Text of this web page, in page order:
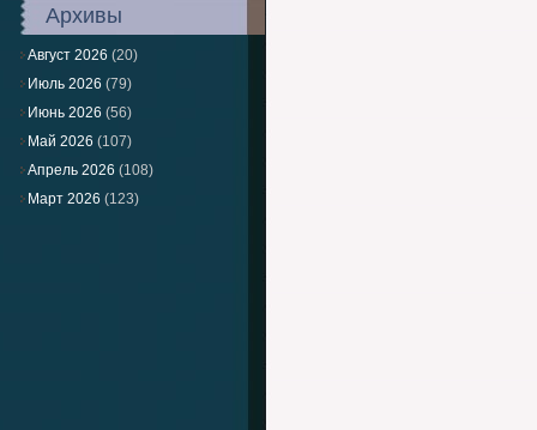
Архивы
Август 2026 (20)
Июль 2026 (79)
Июнь 2026 (56)
Май 2026 (107)
Апрель 2026 (108)
Март 2026 (123)